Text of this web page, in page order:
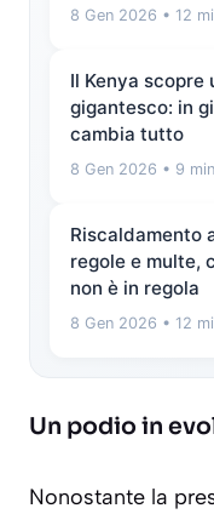
8 Gen 2026 • 12
Il Kenya scopre
gigantesco: in
cambia tutto
8 Gen 2026 • 9
Riscaldamento
regole e multe,
non è in regola
8 Gen 2026 • 12
Un podio in
Nonostante la